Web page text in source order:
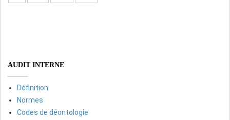
AUDIT INTERNE
Définition
Normes
Codes de déontologie